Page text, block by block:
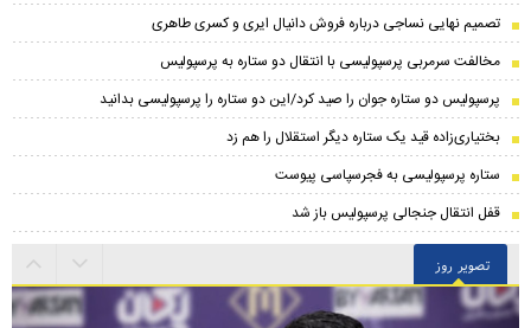
تصمیم نهایی نساجی درباره فروش دانیال ایری و کسری طاهری
مخالفت سرمربی پرسپولیسی با انتقال دو ستاره به پرسپولیس
پرسپولیس دو ستاره جوان را صید کرد/این دو ستاره را پرسپولیسی بدانید
بختیاری‌زاده قید یک ستاره دیگر استقلال را هم زد
ستاره پرسپولیسی به فجرسپاسی پیوست
قفل انتقال جنجالی پرسپولیس باز شد
تصویر روز